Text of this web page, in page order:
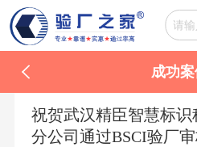
成功案
祝贺武汉精臣智慧标
分公司通过BSCI验厂